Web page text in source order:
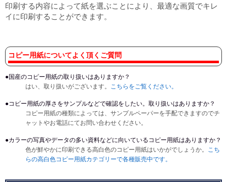
印刷する内容によって紙を選ぶことにより、最適な画質でキレ
イに印刷することができます。
コピー用紙についてよく頂くご質問
●国産のコピー用紙の取り扱いはありますか？
はい、取り扱いがございます。 こちらをご覧ください。
●コピー用紙の厚さをサンプルなどで確認をしたい。取り扱いはありますか？
コピー用紙の種類によっては、サンプルペーパーを手配できますのでチ
ャットやお電話にてお問い合わせください。
●カラーの写真やデータの多い資料などに向いているコピー用紙はありますか？
色が鮮やかに印刷できる高白色のコピー用紙はいかがでしょうか。 こち
らの高白色コピー用紙カテゴリーで各種販売中です。